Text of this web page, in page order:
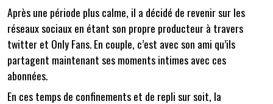
Après une période plus calme, il a décidé de revenir sur les
réseaux sociaux en étant son propre producteur à travers
twitter et Only Fans. En couple, c’est avec son ami qu’ils
partagent maintenant ses moments intimes avec ces
abonnées.
En ces temps de confinements et de repli sur soit, la